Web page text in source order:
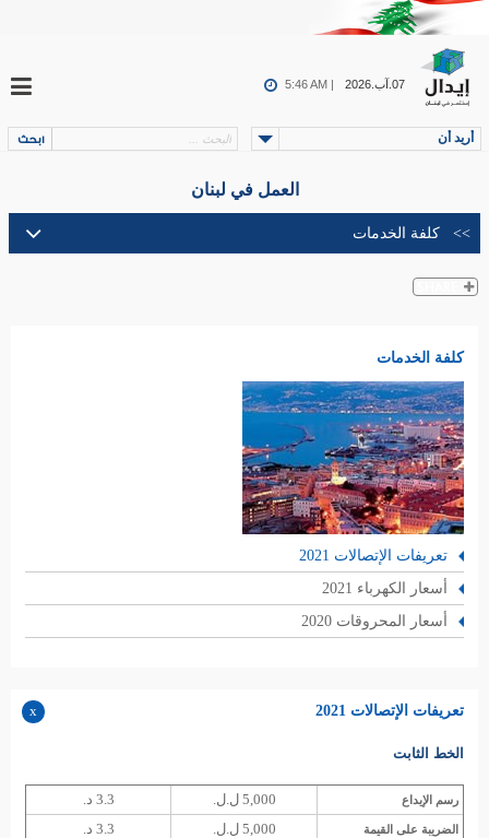
07.آب.2026 5:46 AM |
أريد أن
العمل في لبنان
كلفة الخدمات
تعريفات الإتصالات 2021
أسعار الكهرباء 2021
أسعار المحروقات 2020
تعريفات الإتصالات 2021
الخط الثابت
رسم الإيداع 5,000 ل.ل. 3.3 د.
الضريبة على القيمة
5,000 ل.ل. 3.3 د.